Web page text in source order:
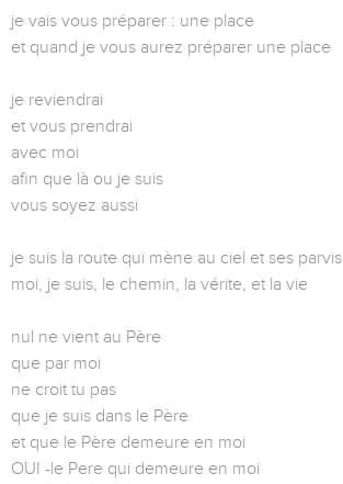
je vais vous préparer : une place
et quand je vous aurez préparer une place
je reviendrai
et vous prendrai
avec moi
afin que là ou je suis
vous soyez aussi
je suis la route qui mène au ciel et ses parvis
moi, je suis, le chemin, la vérite, et la vie
nul ne vient au Père
que par moi
ne croit tu pas
que je suis dans le Père
et que le Père demeure en moi
OUI -le Pere qui demeure en moi